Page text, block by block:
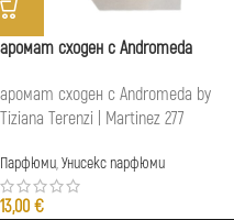
аромат сходен с Andromeda
аромат сходен с Andromeda by
Tiziana Terenzi | Martinez 277
Парфюми,Унисекс парфюми
13,00 €